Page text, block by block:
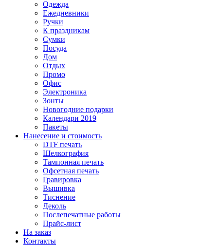
Одежда
Ежедневники
Ручки
К праздникам
Сумки
Посуда
Дом
Отдых
Промо
Офис
Электроника
Зонты
Новогодние подарки
Календари 2019
Пакеты
Нанесение и стоимость
DTF печать
Шелкография
Тампонная печать
Офсетная печать
Гравировка
Вышивка
Тиснение
Деколь
Послепечатные работы
Прайс-лист
На заказ
Контакты